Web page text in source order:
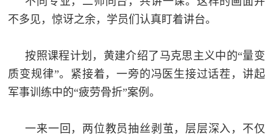
不多见，惊讶之余，学员们认真盯着讲台。
按照课程计划，黄建介绍了马克思主义中的“量变
质变规律”。紧接着，一旁的冯医生接过话茬，讲起
军事训练中的“疲劳骨折”案例。
一来一回，两位教员抽丝剥茧，层层深入，不仅